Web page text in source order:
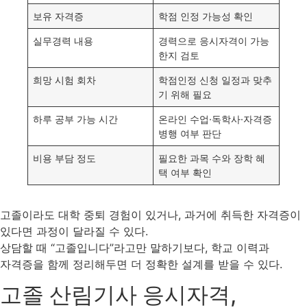
보유 자격증 학점 인정 가능성 확인
실무경력 내용
경력으로 응시자격이 가능
한지 검토
희망 시험 회차
학점인정 신청 일정과 맞추
기 위해 필요
하루 공부 가능 시간
온라인 수업·독학사·자격증
병행 여부 판단
비용 부담 정도
필요한 과목 수와 장학 혜
택 여부 확인
고졸이라도 대학 중퇴 경험이 있거나, 과거에 취득한 자격증이
있다면 과정이 달라질 수 있다.
상담할 때 “고졸입니다”라고만 말하기보다, 학교 이력과
자격증을 함께 정리해두면 더 정확한 설계를 받을 수 있다.
고졸 산림기사 응시자격,